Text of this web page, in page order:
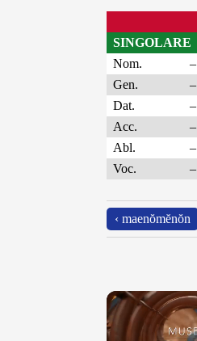
SINGOLARE
Nom.
–
Gen.
–
Dat.
–
Acc.
–
Abl.
–
Voc.
–
‹ maenŏmĕnŏn